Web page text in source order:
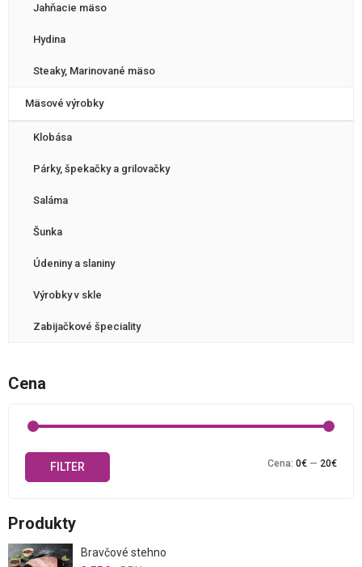
Jahňacie mäso
Hydina
Steaky, Marinované mäso
Mäsové výrobky
Klobása
Párky, špekačky a grilovačky
Saláma
Šunka
Údeniny a slaniny
Výrobky v skle
Zabijačkové špeciality
Cena
FILTER Cena: 0€ — 20€
Produkty
Bravčové stehno